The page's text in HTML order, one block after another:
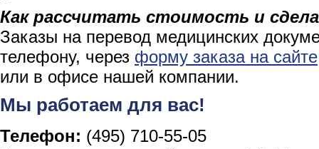
Как рассчитать стоимость и
Заказы на перевод медицинских
телефону, через форму заказа на сайте
или в офисе нашей компании.
Мы работаем для вас!
Телефон: (495) 710-55-05